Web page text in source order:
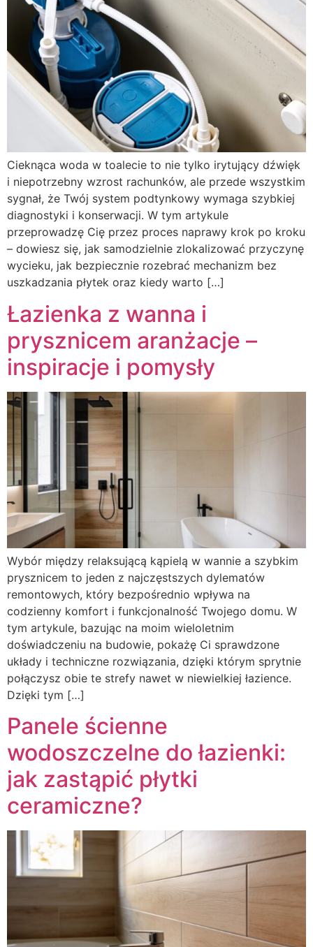
Cieknąca woda w toalecie to nie tylko irytujący dźwięk
i niepotrzebny wzrost rachunków, ale przede wszystkim
sygnał, że Twój system podtynkowy wymaga szybkiej
diagnostyki i konserwacji. W tym artykule
przeprowadzę Cię przez proces naprawy krok po kroku
– dowiesz się, jak samodzielnie zlokalizować przyczynę
wycieku, jak bezpiecznie rozebrać mechanizm bez
uszkadzania płytek oraz kiedy warto […]
Łazienka z wanna i
prysznicem aranżacje –
inspiracje i pomysły
Wybór między relaksującą kąpielą w wannie a szybkim
prysznicem to jeden z najczęstszych dylematów
remontowych, który bezpośrednio wpływa na
codzienny komfort i funkcjonalność Twojego domu. W
tym artykule, bazując na moim wieloletnim
doświadczeniu na budowie, pokażę Ci sprawdzone
układy i techniczne rozwiązania, dzięki którym sprytnie
połączysz obie te strefy nawet w niewielkiej łazience.
Dzięki tym […]
Panele ścienne
wodoszczelne do łazienki:
jak zastąpić płytki
ceramiczne?